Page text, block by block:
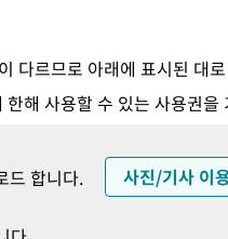
다르므로 아래에 표시된 대
해 사용할 수 있는 사용권
드 합니다. 사진/기사 이